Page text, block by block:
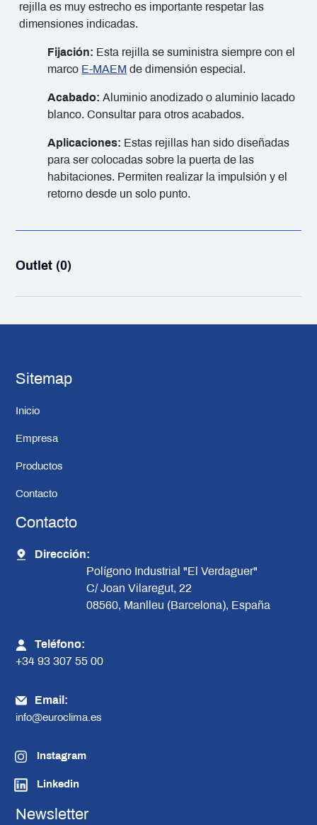
rejilla es muy estrecho es importante respetar las
dimensiones indicadas.
Fijación: Esta rejilla se suministra siempre con el
marco E-MAEM de dimensión especial.
Acabado: Aluminio anodizado o aluminio lacado
blanco. Consultar para otros acabados.
Aplicaciones: Estas rejillas han sido diseñadas
para ser colocadas sobre la puerta de las
habitaciones. Permiten realizar la impulsión y el
retorno desde un solo punto.
Outlet (0)
Sitemap
Inicio
Empresa
Productos
Contacto
Contacto
Dirección:
Polígono Industrial "El Verdaguer"
C/ Joan Vilaregut, 22
08560, Manlleu (Barcelona), España
Teléfono:
+34 93 307 55 00
Email:
info@euroclima.es
Instagram
Linkedin
Newsletter